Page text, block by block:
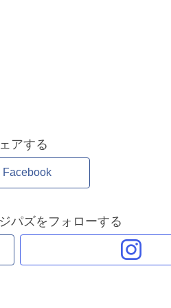
アする
Facebook
パズをフォローする